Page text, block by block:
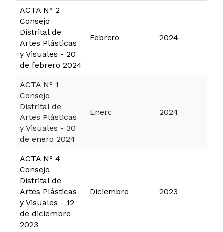
ACTA N° 2
Consejo
Distrital de
Artes Plásticas
y Visuales - 20
de febrero 2024
Febrero 2024
ACTA N° 1
Consejo
Distrital de
Artes Plásticas
y Visuales - 30
de enero 2024
Enero 2024
ACTA N° 4
Consejo
Distrital de
Artes Plásticas
y Visuales - 12
de diciembre
2023
Diciembre 2023